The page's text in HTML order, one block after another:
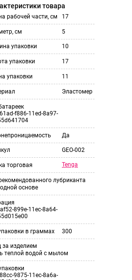
товара
рабочей части, см 17
см 5
упаковки 10
упаковки 17
упаковки 11
Эластомер
f886-11ed-8a97-
Да
GEO-002
торговая Tenga
лубриканта
основе
899e-11ec-8a64-
в граммах 300
за изделием
теплой водой с мылом
9875-11ec-8a6a-